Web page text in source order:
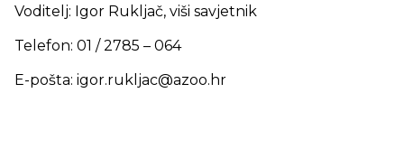
Voditelj: Igor Rukljač, viši savjetnik
Telefon: 01 / 2785 – 064
E-pošta: igor.rukljac@azoo.hr